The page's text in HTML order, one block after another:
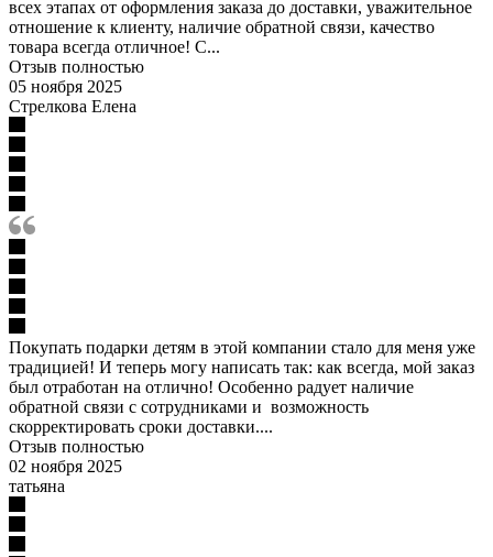
всех этапах от оформления заказа до доставки, уважительное
отношение к клиенту, наличие обратной связи, качество
товара всегда отличное! С...
Отзыв полностью
05 ноября 2025
Стрелкова Елена
Покупать подарки детям в этой компании стало для меня уже
традицией! И теперь могу написать так: как всегда, мой заказ
был отработан на отлично! Особенно радует наличие
обратной связи с сотрудниками и возможность
скорректировать сроки доставки....
Отзыв полностью
02 ноября 2025
татьяна